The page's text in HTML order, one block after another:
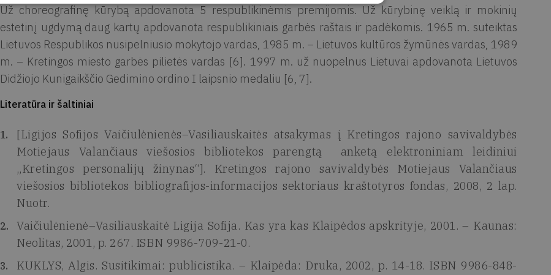
Už choreografinę kūrybą apdovanota 5 respublikinėmis premijomis. Už kūrybinę veiklą ir mokinių
estetinį ugdymą daug kartų apdovanota respublikiniais garbės raštais ir padėkomis. 1965 m. suteiktas
Lietuvos Respublikos nusipelniusio mokytojo vardas, 1985 m. – Lietuvos kultūros žymūnės vardas, 1989
m. – Kretingos miesto garbės pilietės vardas [6]. 1997 m. už nuopelnus Lietuvai apdovanota Lietuvos
Didžiojo Kunigaikščio Gedimino ordino I laipsnio medaliu [6, 7].
Literatūra ir šaltiniai
[Ligijos Sofijos Vaičiulėnienės–Vasiliauskaitės atsakymas į Kretingos rajono savivaldybės
Motiejaus Valančiaus viešosios bibliotekos parengtą anketą elektroniniam leidiniui
„Kretingos personalijų žinynas“]. Kretingos rajono savivaldybės Motiejaus Valančiaus
viešosios bibliotekos bibliografijos-informacijos sektoriaus kraštotyros fondas, 2008, 2 lap.
Nuotr.
Vaičiulėnienė–Vasiliauskaitė Ligija Sofija. Kas yra kas Klaipėdos apskrityje, 2001. – Kaunas:
Neolitas, 2001, p. 267. ISBN 9986-709-21-0.
KUKLYS, Algis. Susitikimai: publicistika. – Klaipėda: Druka, 2002, p. 14-18. ISBN 9986-848-